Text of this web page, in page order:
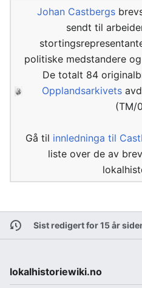
Johan Castbergs
sendt til
politiske medstandere
De totalt 84
Opplandsarkivets
(TM/
Gå til innledninga til
liste over de av
Sist redigert for 15 år
lokalhistoriewiki.no